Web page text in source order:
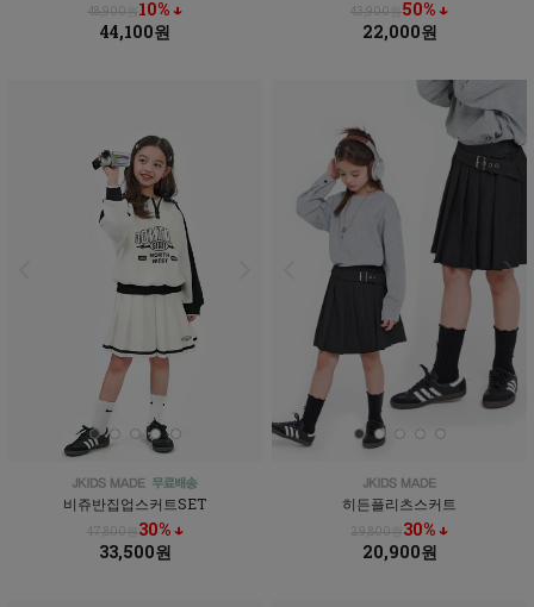
48,900원10% ↓
44,100원
43,900원50% ↓
22,000원
비쥬반집업스커트SET
47,800원30% ↓
33,500원
히든플리츠스커트
29,800원30% ↓
20,900원